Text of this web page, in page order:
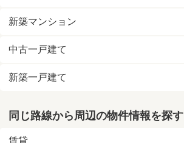
新築マンション
中古一戸建て
新築一戸建て
同じ路線から周辺の物件情報を探す